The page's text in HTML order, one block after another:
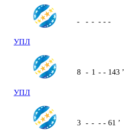
УПЛ
- - - - - -
УПЛ
8 - 1 - - 143 ʼ
3 - - - - 61 ʼ